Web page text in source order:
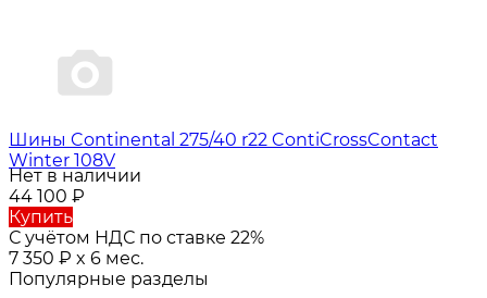
Шины Continental 275/40 r22 ContiCrossContact
Winter 108V
Нет в наличии
44 100 ₽
Купить
С учётом НДС по ставке 22%
7 350 ₽ x 6 мес.
Популярные разделы